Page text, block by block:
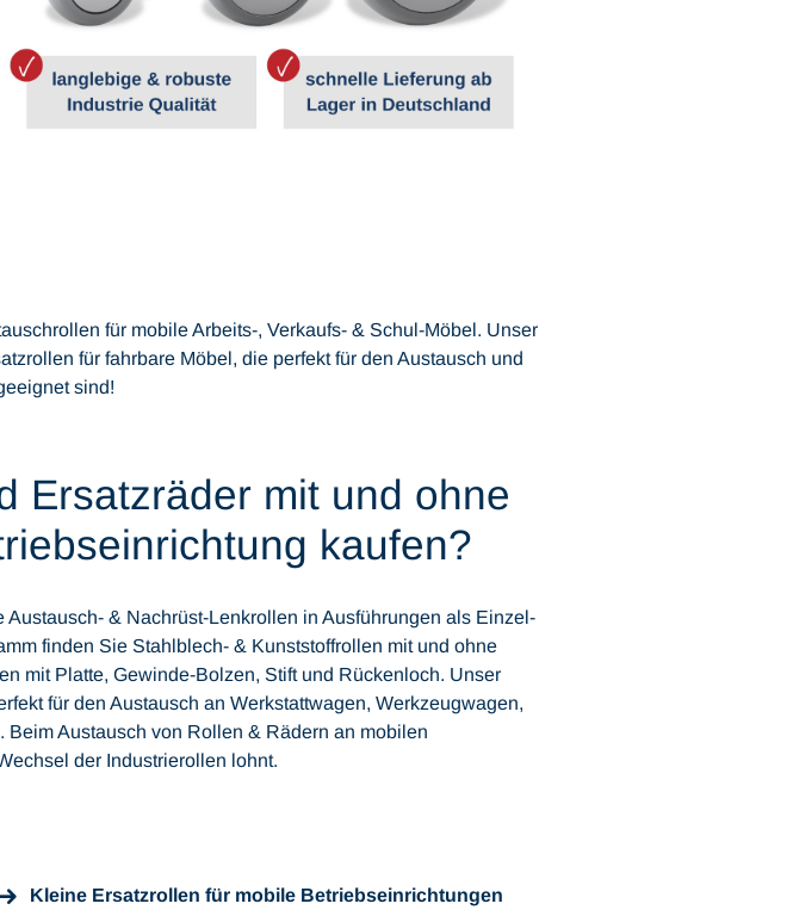
für mobile Arbeits-, Verkaufs- & Schul-Möbel. Unser
für fahrbare Möbel, die perfekt für den Austausch und
sind!
Ersatzräder mit und ohne
kaufen?
& Nachrüst-Lenkrollen in Ausführungen als Einzel-
finden Sie Stahlblech- & Kunststoffrollen mit und ohne
mit Platte, Gewinde-Bolzen, Stift und Rückenloch. Unser
für den Austausch an Werkstattwagen, Werkzeugwagen,
Austausch von Rollen & Rädern an mobilen
der Industrierollen lohnt.
Kleine Ersatzrollen für mobile Betriebseinrichtungen